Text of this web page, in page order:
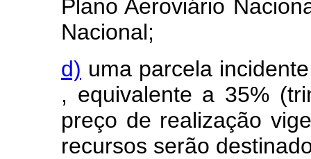
Plano Aeroviário
Nacional;
d) uma parcela
, equivalente a 35%
preço de realização
recursos serão